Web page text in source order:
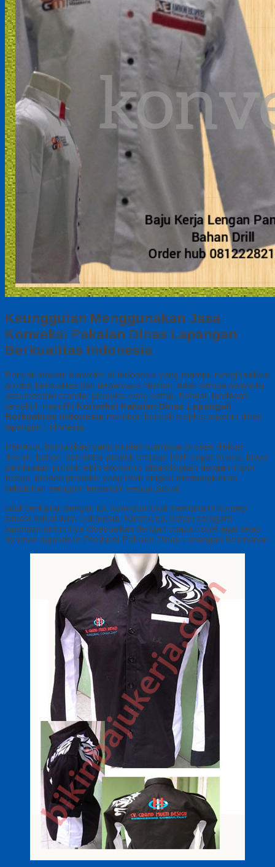
Keunggulan Menggunakan Jasa
Konveksi Pakaian Dinas Lapangan
Berkualitas Indonesia
Banyak industri konveksi di Indonesia yang mampu menghasilkan
produk berkualitas dan terpercaya Namun, tidak semua penyedia
jasa memiliki standar produksi yang sama. Dengan landasan
tersebut, memilih Konveksi Pakaian Dinas Lapangan
Berkualitas Indonesia memberi banyak surplus pakaian dinas
lapangan Indonesia
Pertama, komunikasi yang mudah membuat proses diskusi
desain, bahan, dan detail produk berjalan lebih cepat Kedua, biaya
pembuatan produk lebih ekonomis dibandingkan dengan impor
Ketiga, proses produksi yang lebih singkat memungkinkan
kebutuhan seragam terpenuhi sesuai jadwal
tidak berkaitan dengan itu, konveksi lokal memahami konsep
situasi aktual iklim Indonesia. Karena itu, bahan seragam
lapangan umumnya disesuaikan dengan cuaca tropis agar tetap
nyaman digunakan Produksi Pakaian Dinas Lapangan Keamanan